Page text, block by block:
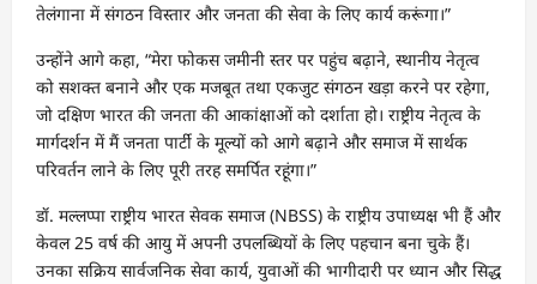
तेलंगाना में संगठन विस्तार और जनता की सेवा के लिए कार्य करूंगा।”
उन्होंने आगे कहा, “मेरा फोकस जमीनी स्तर पर पहुंच बढ़ाने, स्थानीय नेतृत्व
को सशक्त बनाने और एक मजबूत तथा एकजुट संगठन खड़ा करने पर रहेगा,
जो दक्षिण भारत की जनता की आकांक्षाओं को दर्शाता हो। राष्ट्रीय नेतृत्व के
मार्गदर्शन में मैं जनता पार्टी के मूल्यों को आगे बढ़ाने और समाज में सार्थक
परिवर्तन लाने के लिए पूरी तरह समर्पित रहूंगा।”
डॉ. मल्लप्पा राष्ट्रीय भारत सेवक समाज (NBSS) के राष्ट्रीय उपाध्यक्ष भी हैं और
केवल 25 वर्ष की आयु में अपनी उपलब्धियों के लिए पहचान बना चुके हैं।
उनका सक्रिय सार्वजनिक सेवा कार्य, युवाओं की भागीदारी पर ध्यान और सिद्ध